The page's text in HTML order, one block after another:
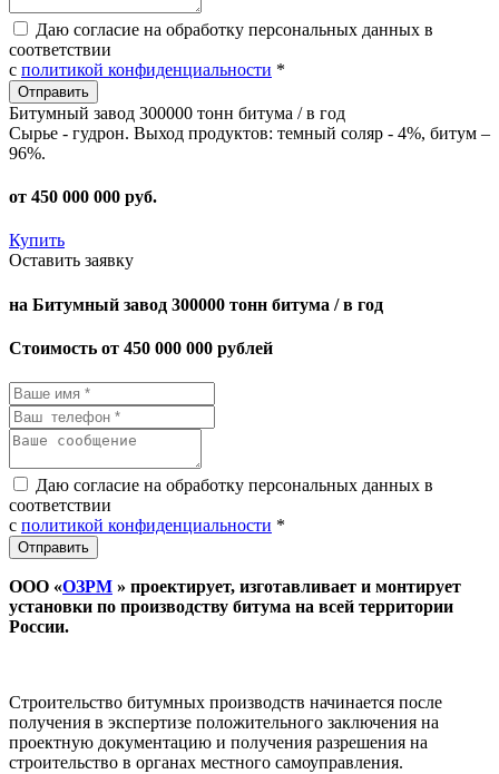
Даю согласие на обработку персональных данных в
соответствии
с политикой конфиденциальности *
Битумный завод 300000 тонн битума / в год
Сырье - гудрон. Выход продуктов: темный соляр - 4%, битум –
96%.
от 450 000 000 руб.
Купить
Оставить заявку
на Битумный завод 300000 тонн битума / в год
Стоимость от 450 000 000 рублей
Даю согласие на обработку персональных данных в
соответствии
с политикой конфиденциальности *
ООО «ОЗРМ » проектирует, изготавливает и монтирует
установки по производству битума на всей территории
России.
Строительство битумных производств начинается после
получения в экспертизе положительного заключения на
проектную документацию и получения разрешения на
строительство в органах местного самоуправления.